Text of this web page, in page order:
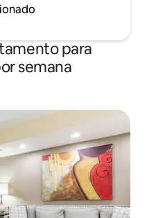
para
semana
hóspedes